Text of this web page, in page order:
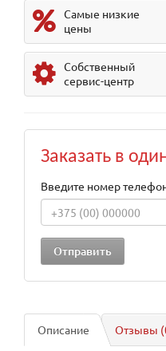
Самые низкие
цены
Собственный
сервис-центр
Заказать в
Введите номер
Описание Отзывы